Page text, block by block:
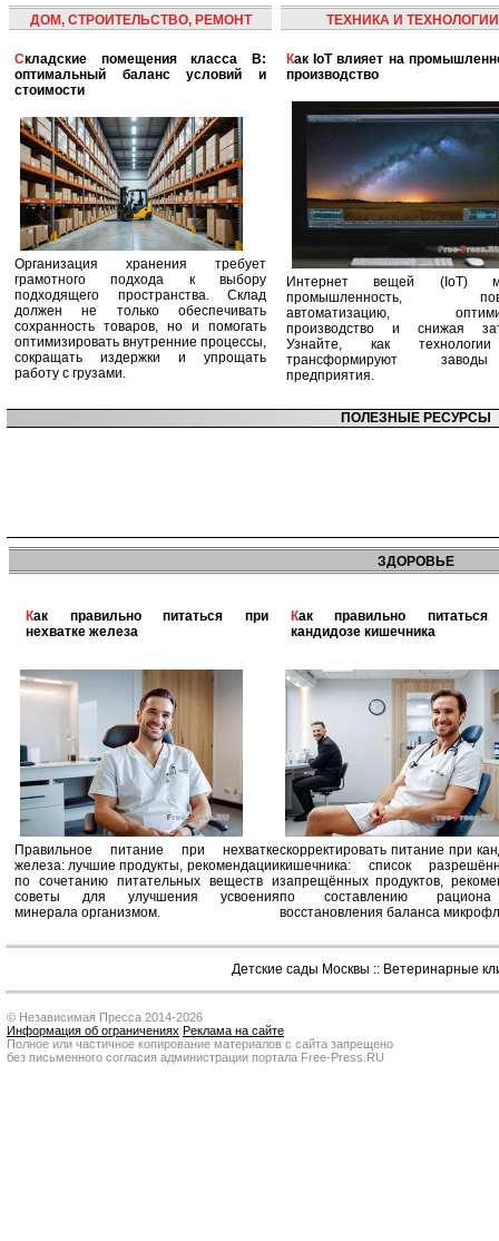
ДОМ, СТРОИТЕЛЬСТВО, РЕМОНТ
Складские помещения класса B:
оптимальный баланс условий и
стоимости
Организация хранения требует
грамотного подхода к выбору
подходящего пространства. Склад
должен не только обеспечивать
сохранность товаров, но и помогать
оптимизировать внутренние процессы,
сокращать издержки и упрощать
работу с грузами.
ТЕХНИКА И ТЕХНОЛОГИИ
Как IoT влияет на промышленность и
производство
Интернет вещей (IoT)
промышленность,
автоматизацию,
производство и снижая
Узнайте, как
трансформируют
предприятия.
ПОЛЕЗНЫЕ РЕСУРСЫ
ЗДОРОВЬЕ
Как правильно питаться при
нехватке железа
Правильное питание при нехватке
железа: лучшие продукты, рекомендации
по сочетанию питательных веществ и
советы для улучшения усвоения
минерала организмом.
Как правильно питаться при
кандидозе кишечника
скорректировать питание при
кишечника: список
запрещённых продуктов,
по составлению
восстановления баланса
Детские сады Москвы :: Ветеринарные
© Независимая Пресса 2014-2026
Информация об ограничениях Реклама на сайте
Полное или частичное копирование материалов с сайта запрещено
без письменного согласия администрации портала Free-Press.RU